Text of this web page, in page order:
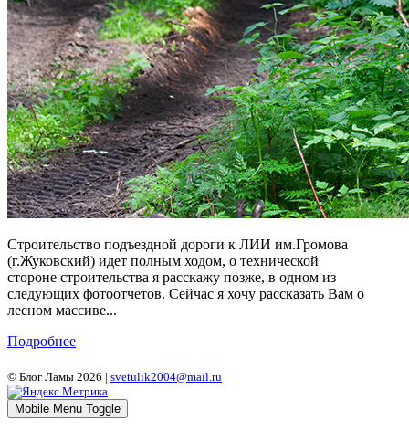
Строительство подъездной дороги к ЛИИ им.Громова
(г.Жуковский) идет полным ходом, о технической
стороне строительства я расскажу позже, в одном из
следующих фотоотчетов. Сейчас я хочу рассказать Вам о
лесном массиве...
Подробнее
© Блог Ламы 2026 | svetulik2004@mail.ru
Mobile Menu Toggle